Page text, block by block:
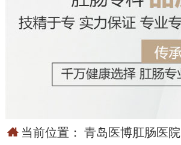
当前位置： 青岛医博肛肠医院